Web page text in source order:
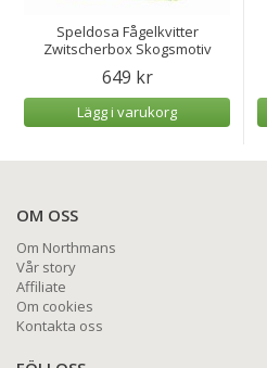
Speldosa Fågelkvitter
Zwitscherbox Skogsmotiv
649 kr
Lägg i varukorg
OM OSS
Om Northmans
Vår story
Affiliate
Om cookies
Kontakta oss